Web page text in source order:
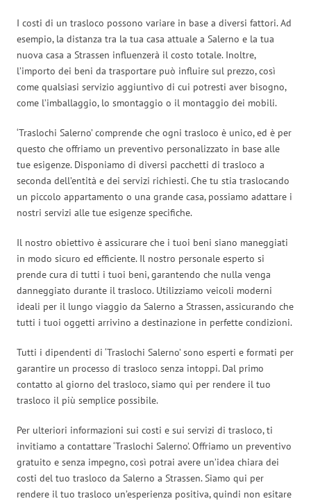
I costi di un trasloco possono variare in base a diversi fattori. Ad
esempio, la distanza tra la tua casa attuale a Salerno e la tua
nuova casa a Strassen influenzerà il costo totale. Inoltre,
l’importo dei beni da trasportare può influire sul prezzo, così
come qualsiasi servizio aggiuntivo di cui potresti aver bisogno,
come l’imballaggio, lo smontaggio o il montaggio dei mobili.
‘Traslochi Salerno’ comprende che ogni trasloco è unico, ed è per
questo che offriamo un preventivo personalizzato in base alle
tue esigenze. Disponiamo di diversi pacchetti di trasloco a
seconda dell’entità e dei servizi richiesti. Che tu stia traslocando
un piccolo appartamento o una grande casa, possiamo adattare i
nostri servizi alle tue esigenze specifiche.
Il nostro obiettivo è assicurare che i tuoi beni siano maneggiati
in modo sicuro ed efficiente. Il nostro personale esperto si
prende cura di tutti i tuoi beni, garantendo che nulla venga
danneggiato durante il trasloco. Utilizziamo veicoli moderni
ideali per il lungo viaggio da Salerno a Strassen, assicurando che
tutti i tuoi oggetti arrivino a destinazione in perfette condizioni.
Tutti i dipendenti di ‘Traslochi Salerno’ sono esperti e formati per
garantire un processo di trasloco senza intoppi. Dal primo
contatto al giorno del trasloco, siamo qui per rendere il tuo
trasloco il più semplice possibile.
Per ulteriori informazioni sui costi e sui servizi di trasloco, ti
invitiamo a contattare ‘Traslochi Salerno’. Offriamo un preventivo
gratuito e senza impegno, così potrai avere un’idea chiara dei
costi del tuo trasloco da Salerno a Strassen. Siamo qui per
rendere il tuo trasloco un’esperienza positiva, quindi non esitare